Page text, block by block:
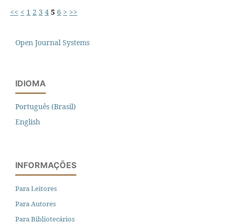
<< < 1 2 3 4 5 6 > >>
Open Journal Systems
IDIOMA
Português (Brasil)
English
INFORMAÇÕES
Para Leitores
Para Autores
Para Bibliotecários